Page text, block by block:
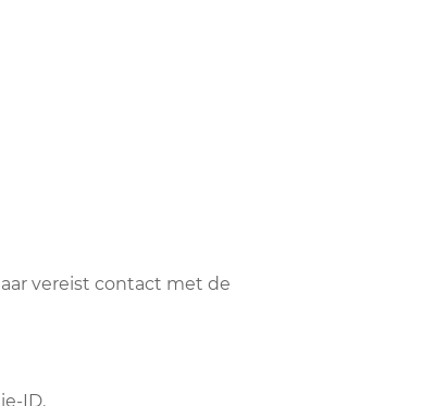
vereist contact met de
ID.